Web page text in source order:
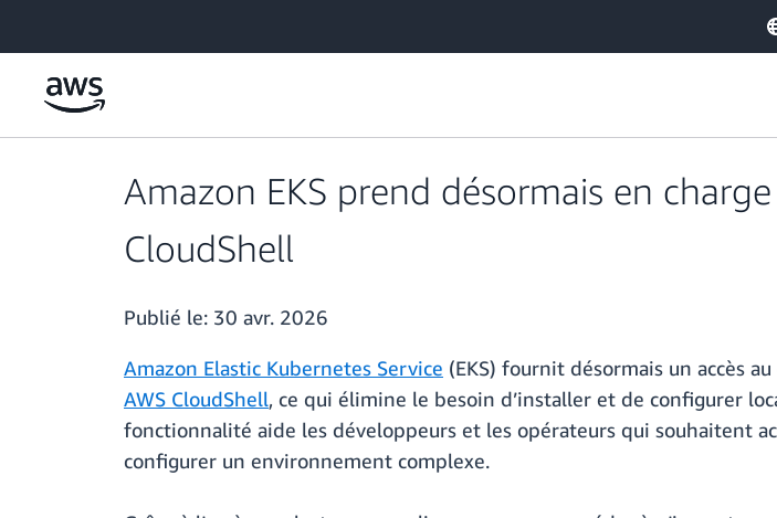
Amazon EKS prend désormais en
CloudShell
Publié le: 30 avr. 2026
Amazon Elastic Kubernetes Service (EKS) fournit désormais un accès
AWS CloudShell, ce qui élimine le besoin d’installer et de configurer
fonctionnalité aide les développeurs et les opérateurs qui souhaitent
configurer un environnement complexe.